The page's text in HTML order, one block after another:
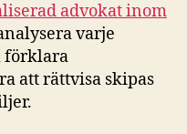
advokat inom
varje
förklara
att rättvisa skipas